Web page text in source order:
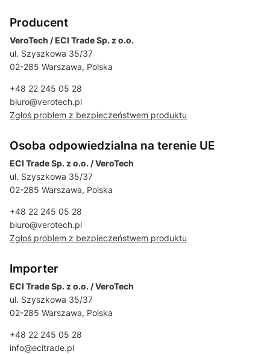
Producent
VeroTech / ECI Trade Sp. z o.o.
ul. Szyszkowa 35/37
02-285 Warszawa, Polska
+48 22 245 05 28
biuro@verotech.pl
Zgłoś problem z bezpieczeństwem produktu
Osoba odpowiedzialna na terenie UE
ECI Trade Sp. z o.o. / VeroTech
ul. Szyszkowa 35/37
02-285 Warszawa, Polska
+48 22 245 05 28
biuro@verotech.pl
Zgłoś problem z bezpieczeństwem produktu
Importer
ECI Trade Sp. z o.o. / VeroTech
ul. Szyszkowa 35/37
02-285 Warszawa, Polska
+48 22 245 05 28
info@ecitrade.pl